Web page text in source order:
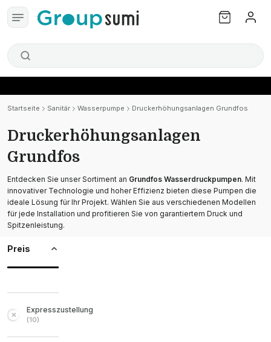
Startseite Sanitär Wasserpumpe Druckerhöhungsanlagen Grundfos
Druckerhöhungsanlagen
Grundfos
Entdecken Sie unser Sortiment an Grundfos Wasserdruckpumpen. Mit
innovativer Technologie und hoher Effizienz bieten diese Pumpen die
ideale Lösung für Ihr Projekt. Wählen Sie aus verschiedenen Modellen
für jede Installation und profitieren Sie von garantiertem Druck und
Spitzenleistung.
Preis
Expresszustellung
(10)